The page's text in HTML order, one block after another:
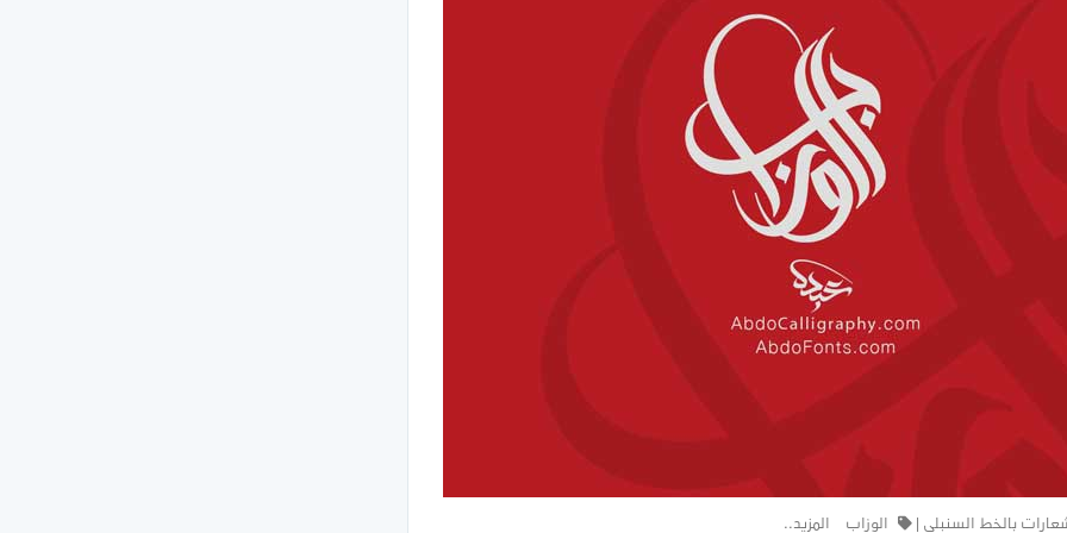
بالخط السنبلي الوزاب المزيد..